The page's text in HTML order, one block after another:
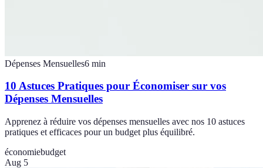
Dépenses Mensuelles6 min
10 Astuces Pratiques pour Économiser sur vos
Dépenses Mensuelles
Apprenez à réduire vos dépenses mensuelles avec nos 10 astuces
pratiques et efficaces pour un budget plus équilibré.
économiebudget
Aug 5